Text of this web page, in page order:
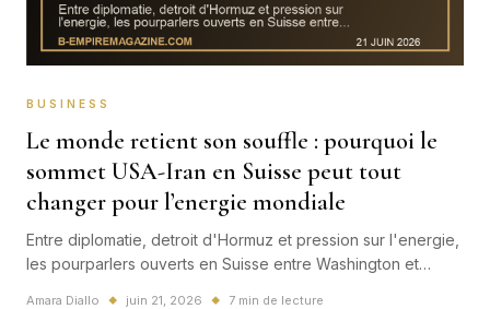
BUSINESS
Le monde retient son souffle : pourquoi le
sommet USA-Iran en Suisse peut tout
changer pour l’energie mondiale
Entre diplomatie, detroit d'Hormuz et pression sur l'energie,
les pourparlers ouverts en Suisse entre Washington et
Amara Diallo ◆ juin 21, 2026 ◆ 7 min de lecture